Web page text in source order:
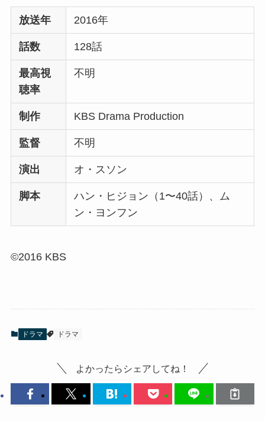
放送年 2016年
話数 128話
最高視
聴率
不明
制作 KBS Drama Production
監督 不明
演出 オ・スソン
脚本
ハン・ヒジョン（1〜40話）、ム
ン・ヨンフン
©2016 KBS
ドラマ ドラマ
よかったらシェアしてね！